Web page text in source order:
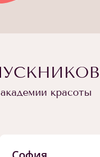
красоты